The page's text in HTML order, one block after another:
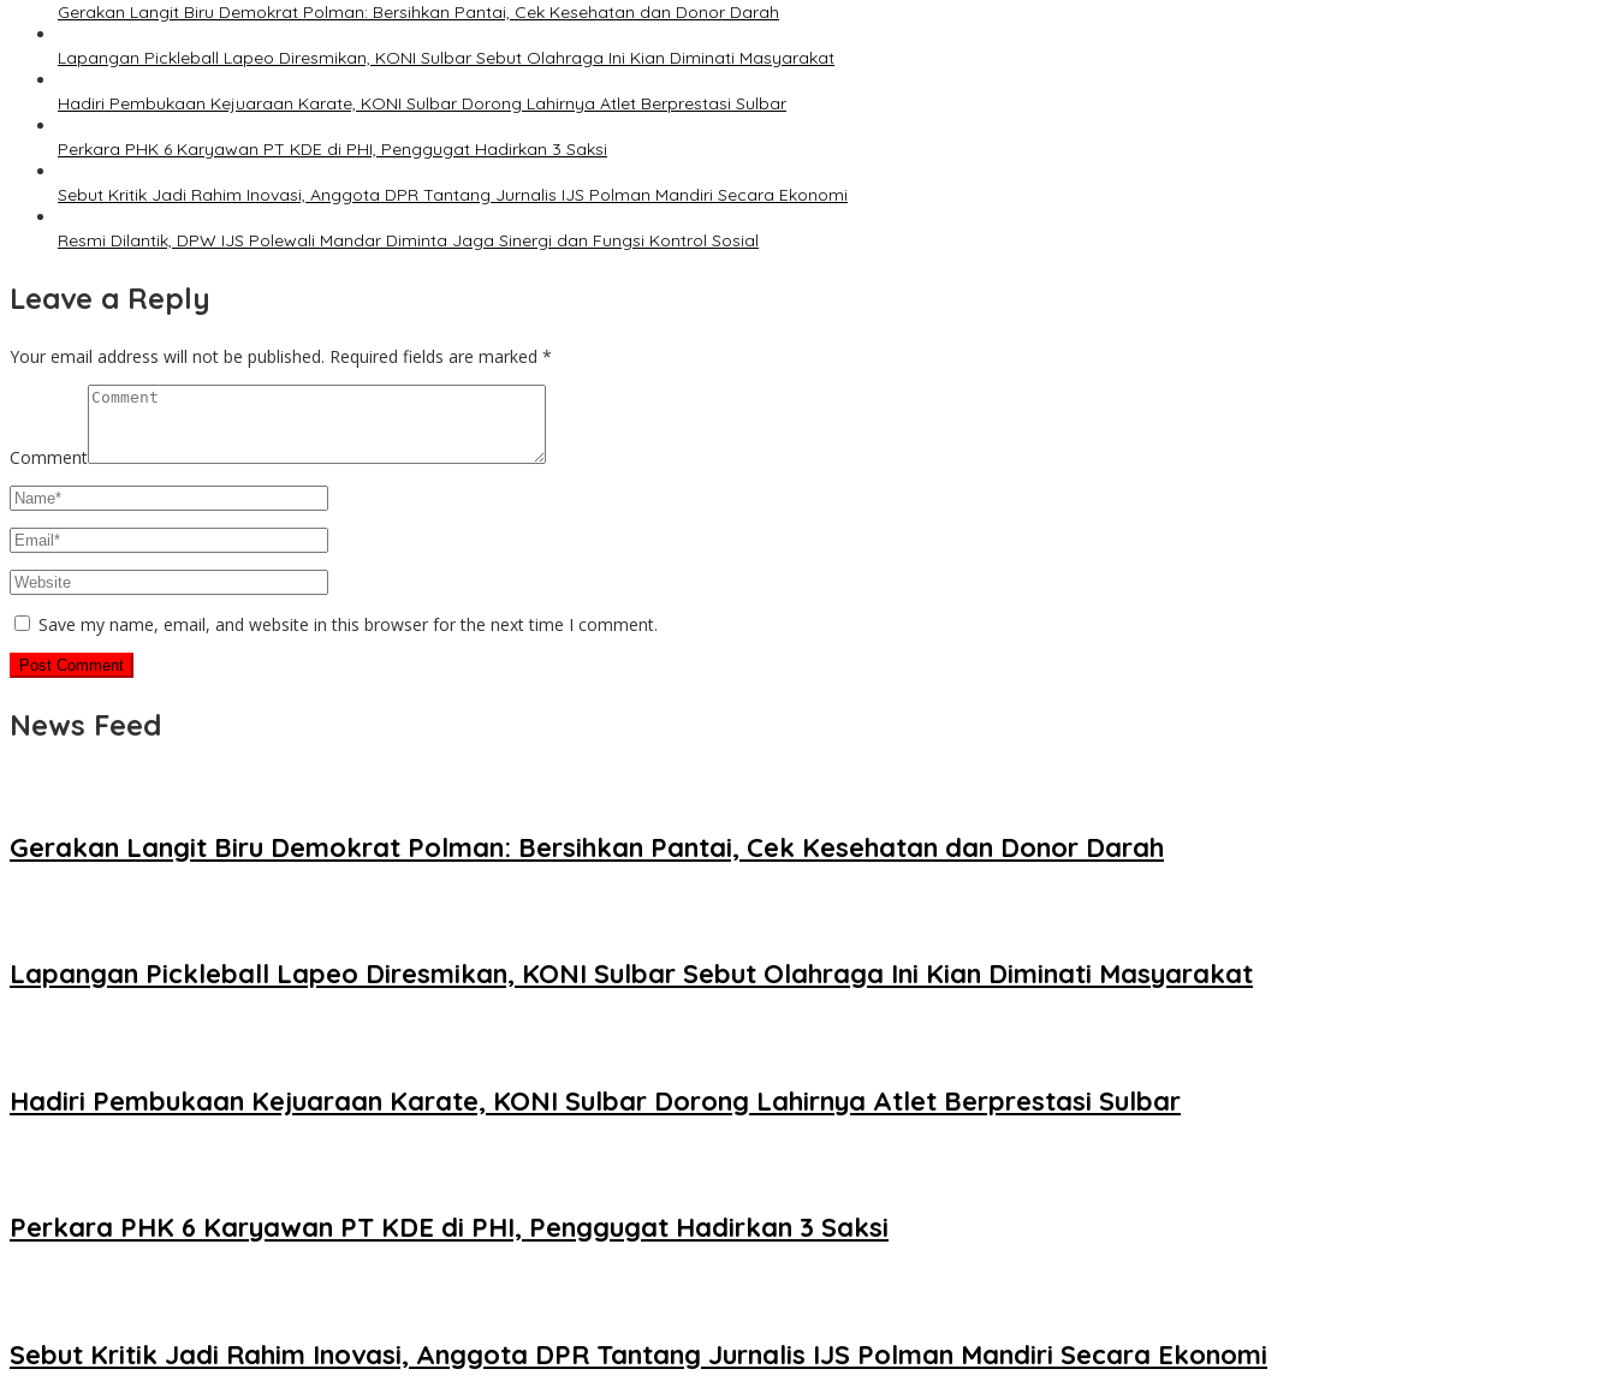
Gerakan Langit Biru Demokrat Polman: Bersihkan Pantai, Cek Kesehatan dan Donor Darah
Lapangan Pickleball Lapeo Diresmikan, KONI Sulbar Sebut Olahraga Ini Kian Diminati Masyarakat
Hadiri Pembukaan Kejuaraan Karate, KONI Sulbar Dorong Lahirnya Atlet Berprestasi Sulbar
Perkara PHK 6 Karyawan PT KDE di PHI, Penggugat Hadirkan 3 Saksi
Sebut Kritik Jadi Rahim Inovasi, Anggota DPR Tantang Jurnalis IJS Polman Mandiri Secara Ekonomi
Resmi Dilantik, DPW IJS Polewali Mandar Diminta Jaga Sinergi dan Fungsi Kontrol Sosial
Leave a Reply
Your email address will not be published. Required fields are marked *
Comment
Save my name, email, and website in this browser for the next time I comment.
News Feed
Gerakan Langit Biru Demokrat Polman: Bersihkan Pantai, Cek Kesehatan dan Donor Darah
Lapangan Pickleball Lapeo Diresmikan, KONI Sulbar Sebut Olahraga Ini Kian Diminati Masyarakat
Hadiri Pembukaan Kejuaraan Karate, KONI Sulbar Dorong Lahirnya Atlet Berprestasi Sulbar
Perkara PHK 6 Karyawan PT KDE di PHI, Penggugat Hadirkan 3 Saksi
Sebut Kritik Jadi Rahim Inovasi, Anggota DPR Tantang Jurnalis IJS Polman Mandiri Secara Ekonomi